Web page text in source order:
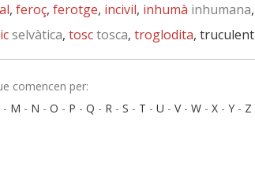
, feroç, ferotge, incivil, inhumà inhumana,
selvàtica, tosctosca, troglodita, truculent
comencen per:
- M - N - O - P - Q - R - S - T - U - V- W - X - Y - Z